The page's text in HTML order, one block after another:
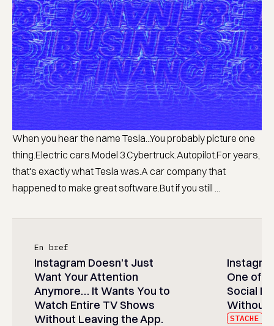
When you hear the name Tesla...You probably picture one
thing.Electric cars.Model 3.Cybertruck.Autopilot.For years,
that's exactly what Tesla was.A car company that
happened to make great software.But if you still ...
En bref
Instagram Doesn’t Just
Want Your Attention
Anymore… It Wants You to
Watch Entire TV Shows
Without Leaving the App.
One of
Social
Without
STACHE